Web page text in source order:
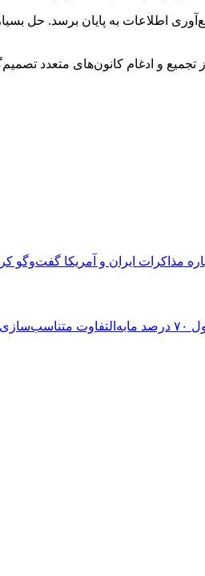
اطلاعات به پایان برسد. حل
و ادغام کانون‌های متعدد
مذاکرات ایران و آمریکا گفت‌وگو